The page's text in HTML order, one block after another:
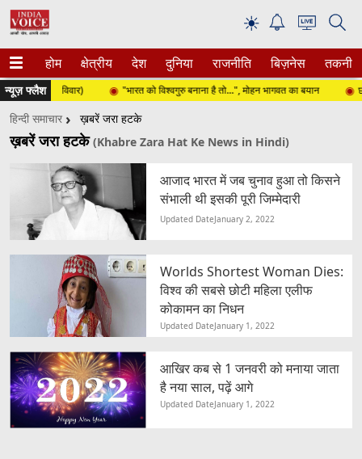
☀
होम क्षेत्रीय देश दुनिया राजनीति बिज़नेस तकनीक
न्यूज़ फ्लैश
2026 (रविवार) "भारत को विश्वगुरु बनाना है तो...", मोहन भागवत का बयान
हिन्दी समाचार ख़बरें जरा हटके
ख़बरें जरा हटके(Khabre Zara Hat Ke News in Hindi)
आजाद भारत में जब चुनाव हुआ तो किसने
संभाली थी इसकी पूरी जिम्मेदारी
Updated DateJanuary 2, 2022
Worlds Shortest Woman Dies:
विश्व की सबसे छोटी महिला एलीफ
कोकामन का निधन
Updated DateJanuary 1, 2022
आखिर कब से 1 जनवरी को मनाया जाता
है नया साल, पढ़ें आगे
Updated DateJanuary 1, 2022